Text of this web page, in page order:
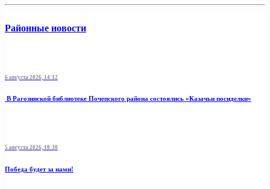
Районные новости
6 августа 2026, 14:12
В Рагозинской библиотеке Почепского района состоялись «Казачьи посиделки»
5 августа 2026, 18:30
Победа будет за нами!